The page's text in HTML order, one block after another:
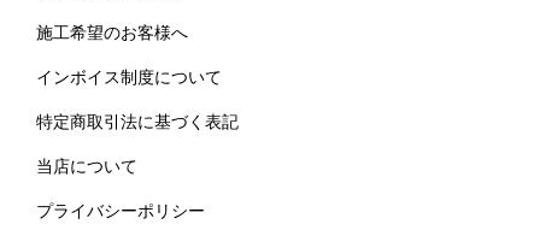
施工希望のお客様へ
インボイス制度について
特定商取引法に基づく表記
当店について
プライバシーポリシー